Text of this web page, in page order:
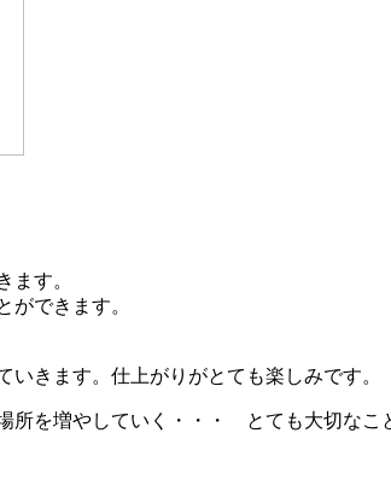
ます。
できます。
きます。仕上がりがとても楽しみです。
所を増やしていく・・・ とても大切なこ